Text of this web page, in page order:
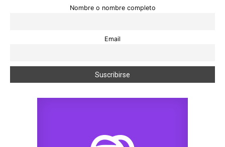
Nombre o nombre completo
Email